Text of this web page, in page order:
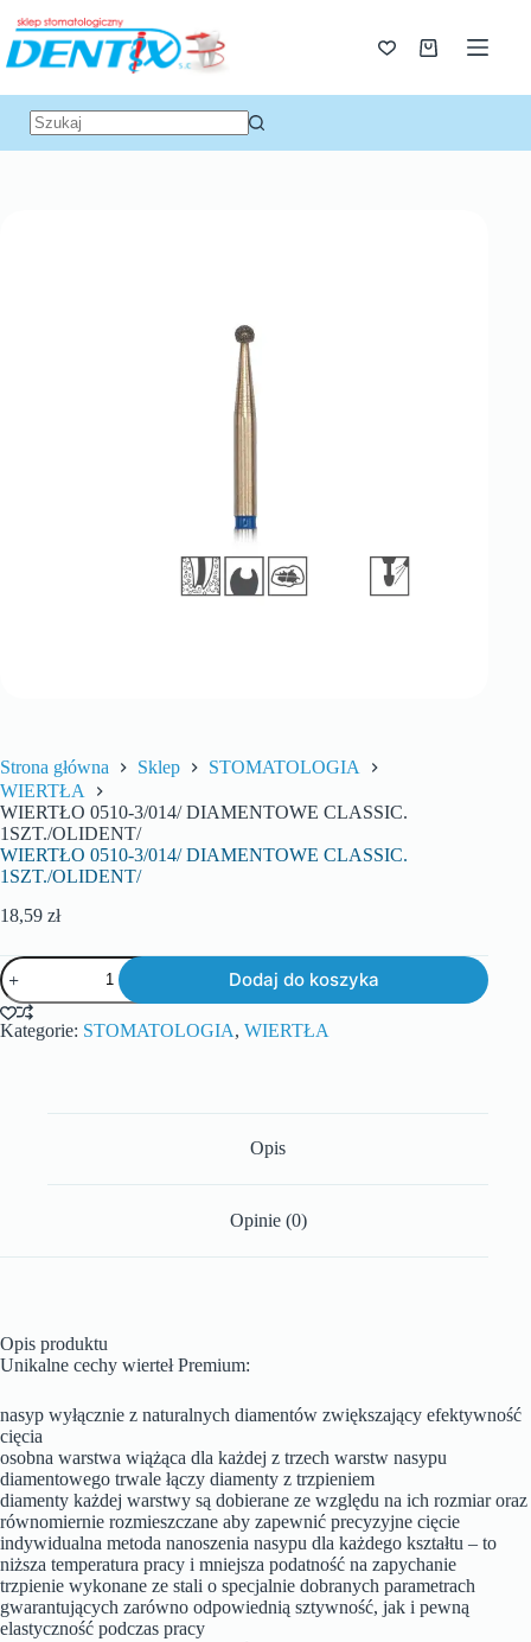
Strona główna Sklep
STOMATOLOGIA
WIERTŁA
WIERTŁO 0510-3/014/ DIAMENTOWE CLASSIC.
1SZT./OLIDENT/
WIERTŁO 0510-3/014/ DIAMENTOWE CLASSIC.
1SZT./OLIDENT/
18,59 zł
Dodaj do koszyka
Kategorie: STOMATOLOGIA, WIERTŁA
Opis
Opinie (0)
Opis produktu
Unikalne cechy wierteł Premium:
nasyp wyłącznie z naturalnych diamentów zwiększający efektywność
cięcia
osobna warstwa wiążąca dla każdej z trzech warstw nasypu
diamentowego trwale łączy diamenty z trzpieniem
diamenty każdej warstwy są dobierane ze względu na ich rozmiar oraz
równomiernie rozmieszczane aby zapewnić precyzyjne cięcie
indywidualna metoda nanoszenia nasypu dla każdego kształtu – to
niższa temperatura pracy i mniejsza podatność na zapychanie
trzpienie wykonane ze stali o specjalnie dobranych parametrach
gwarantujących zarówno odpowiednią sztywność, jak i pewną
elastyczność podczas pracy